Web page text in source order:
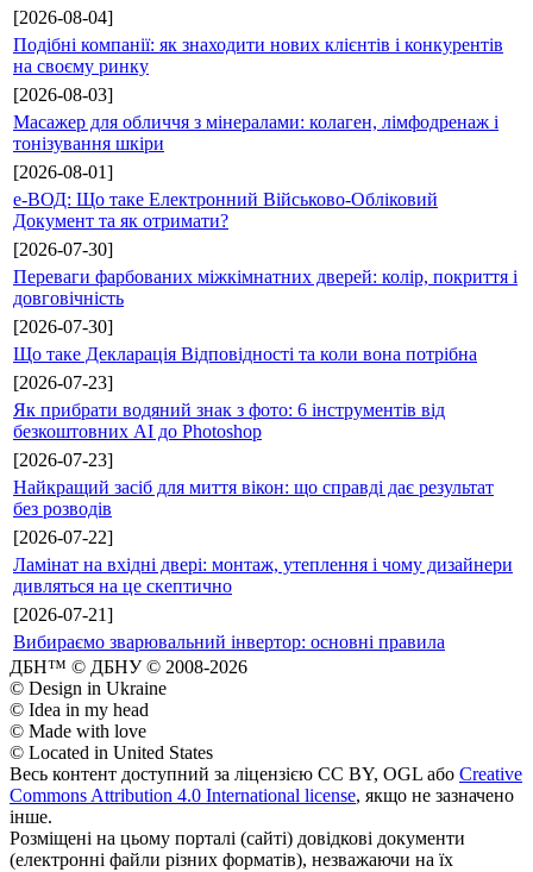
[2026-08-04]
Подібні компанії: як знаходити нових клієнтів і конкурентів
на своєму ринку
[2026-08-03]
Масажер для обличчя з мінералами: колаген, лімфодренаж і
тонізування шкіри
[2026-08-01]
е-ВОД: Що таке Електронний Військово-Обліковий
Документ та як отримати?
[2026-07-30]
Переваги фарбованих міжкімнатних дверей: колір, покриття і
довговічність
[2026-07-30]
Що таке Декларація Відповідності та коли вона потрібна
[2026-07-23]
Як прибрати водяний знак з фото: 6 інструментів від
безкоштовних AI до Photoshop
[2026-07-23]
Найкращий засіб для миття вікон: що справді дає результат
без розводів
[2026-07-22]
Ламінат на вхідні двері: монтаж, утеплення і чому дизайнери
дивляться на це скептично
[2026-07-21]
Вибираємо зварювальний інвертор: основні правила
ДБН™ © ДБНУ © 2008-2026
© Design in Ukraine
© Idea in my head
© Made with love
© Located in United States
Весь контент доступний за ліцензією CC BY, OGL або Creative
Commons Attribution 4.0 International license, якщо не зазначено
інше.
Розміщені на цьому порталі (сайті) довідкові документи
(електронні файли різних форматів), незважаючи на їх